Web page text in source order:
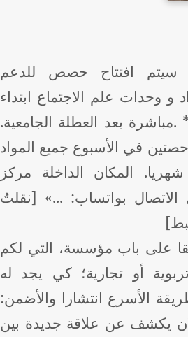
افتتاح حصص للدعم
علم الاجتماع ابتداء
بعد العطلة الجامعية.
في الأسبوع جميع المواد
شهريا. المكان الداخلة مركز
بواتساب: ...» [نقلتُ
على باب مؤسسة، التي لكم
أو تجارية؛ كي يجد له
الأسرع انتشارا والأضمن:
يكشف عن علاقة جديدة بين